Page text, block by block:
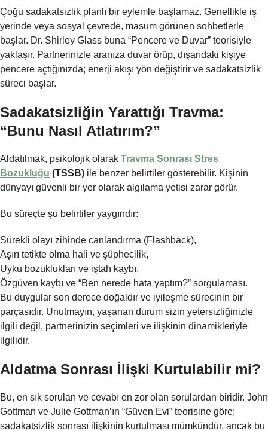
Çoğu sadakatsizlik planlı bir eylemle başlamaz. Genellikle iş
yerinde veya sosyal çevrede, masum görünen sohbetlerle
başlar. Dr. Shirley Glass buna “Pencere ve Duvar” teorisiyle
yaklaşır. Partnerinizle aranıza duvar örüp, dışarıdaki kişiye
pencere açtığınızda; enerji akışı yön değiştirir ve sadakatsizlik
süreci başlar.
Sadakatsizliğin Yarattığı Travma:
“Bunu Nasıl Atlatırım?”
Aldatılmak, psikolojik olarak Travma Sonrası Stres
Bozukluğu (TSSB) ile benzer belirtiler gösterebilir. Kişinin
dünyayı güvenli bir yer olarak algılama yetisi zarar görür.
Bu süreçte şu belirtiler yaygındır:
Sürekli olayı zihinde canlandırma (Flashback),
Aşırı tetikte olma hali ve şüphecilik,
Uyku bozuklukları ve iştah kaybı,
Özgüven kaybı ve “Ben nerede hata yaptım?” sorgulaması.
Bu duygular son derece doğaldır ve iyileşme sürecinin bir
parçasıdır. Unutmayın, yaşanan durum sizin yetersizliğinizle
ilgili değil, partnerinizin seçimleri ve ilişkinin dinamikleriyle
ilgilidir.
Aldatma Sonrası İlişki Kurtulabilir mi?
Bu, en sık sorulan ve cevabı en zor olan sorulardan biridir. John
Gottman ve Julie Gottman’ın “Güven Evi” teorisine göre;
sadakatsizlik sonrası ilişkinin kurtulması mümkündür, ancak bu